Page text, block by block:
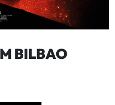
BILBAO